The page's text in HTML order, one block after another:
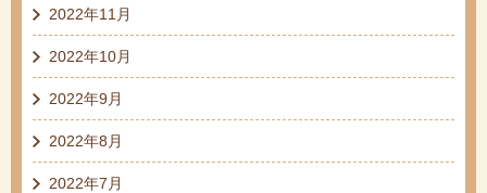
2022年11月
2022年10月
2022年9月
2022年8月
2022年7月